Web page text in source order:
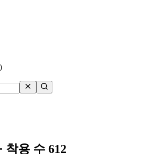
· 착용 수 612